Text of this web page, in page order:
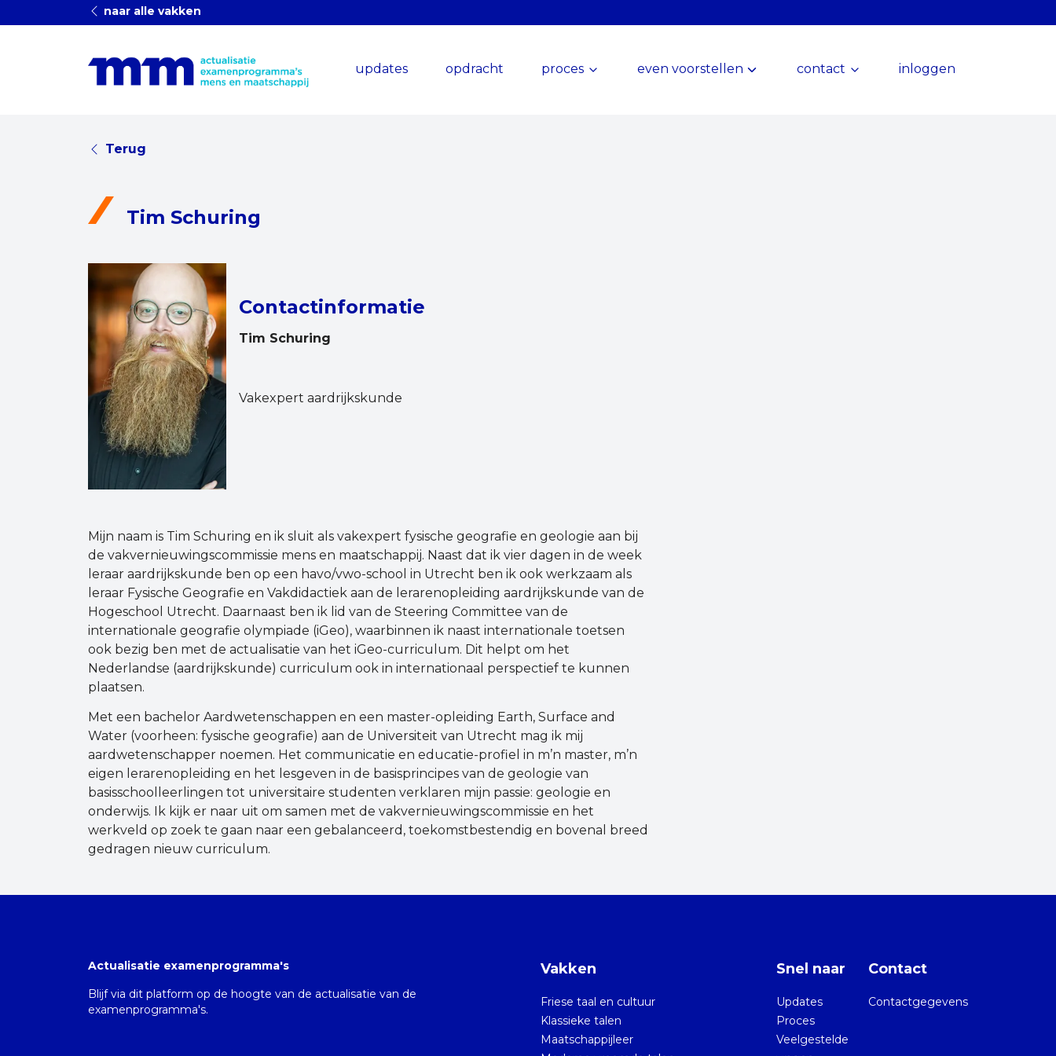
naar alle vakken
updates opdracht proces even voorstellen contact inloggen
Terug
Tim Schuring
Contactinformatie
Tim Schuring
Vakexpert aardrijkskunde
Mijn naam is Tim Schuring en ik sluit als vakexpert fysische geografie en geologie aan bij
de vakvernieuwingscommissie mens en maatschappij. Naast dat ik vier dagen in de week
leraar aardrijkskunde ben op een havo/vwo-school in Utrecht ben ik ook werkzaam als
leraar Fysische Geografie en Vakdidactiek aan de lerarenopleiding aardrijkskunde van de
Hogeschool Utrecht. Daarnaast ben ik lid van de Steering Committee van de
internationale geografie olympiade (iGeo), waarbinnen ik naast internationale toetsen
ook bezig ben met de actualisatie van het iGeo-curriculum. Dit helpt om het
Nederlandse (aardrijkskunde) curriculum ook in internationaal perspectief te kunnen
plaatsen.
Met een bachelor Aardwetenschappen en een master-opleiding Earth, Surface and
Water (voorheen: fysische geografie) aan de Universiteit van Utrecht mag ik mij
aardwetenschapper noemen. Het communicatie en educatie-profiel in m’n master, m’n
eigen lerarenopleiding en het lesgeven in de basisprincipes van de geologie van
basisschoolleerlingen tot universitaire studenten verklaren mijn passie: geologie en
onderwijs. Ik kijk er naar uit om samen met de vakvernieuwingscommissie en het
werkveld op zoek te gaan naar een gebalanceerd, toekomstbestendig en bovenal breed
gedragen nieuw curriculum.
Actualisatie examenprogramma's
Blijf via dit platform op de hoogte van de actualisatie van de
examenprogramma's.
Vakken
Friese taal en cultuur
Klassieke talen
Maatschappijleer
Snel naar
Updates
Proces
Veelgestelde
Contact
Contactgegevens